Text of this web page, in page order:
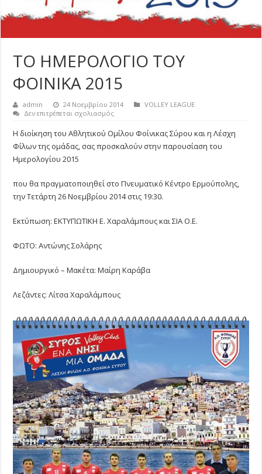
ΤΟ ΗΜΕΡΟΛΟΓΙΟ ΤΟΥ
ΦΟΙΝΙΚΑ 2015
admin 24 Νοεμβρίου 2014
VOLLEY LEAGUE
Δεν επιτρέπεται σχολιασμόςστο
ΗΜΕΡΟΛΟΓΙΟ
ΤΟΥ
ΦΟΙΝΙΚΑ
Η διοίκηση του Αθλητικού Ομίλου Φοίνικας Σύρου και η Λέσχη
Φίλων της ομάδας, σας προσκαλούν στην παρουσίαση του
Ημερολογίου 2015
που θα πραγματοποιηθεί στο Πνευματικό Κέντρο Ερμούπολης,
την Τετάρτη 26 Νοεμβρίου 2014 στις 19:30.
Εκτύπωση: ΕΚΤΥΠΩΤΙΚΗ Ε. Χαραλάμπους και ΣΙΑ Ο.Ε.
ΦΩΤΟ: Αντώνης Σολάρης
Δημιουργικό – Μακέτα: Μαίρη Καράβα
Λεζάντες: Λίτσα Χαραλάμπους